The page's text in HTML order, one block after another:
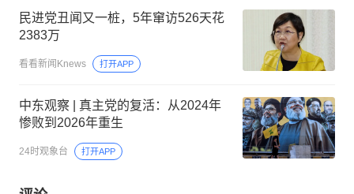
民进党丑闻又一桩，5年窜访526天花
2383万
看看新闻Knews 打开APP
中东观察 | 真主党的复活：从2024年
惨败到2026年重生
24时观象台 打开APP